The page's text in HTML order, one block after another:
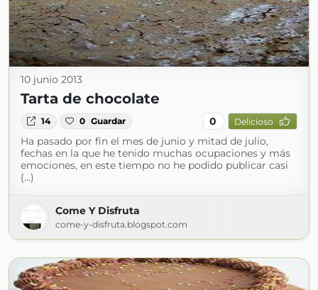
10 junio 2013
Tarta de chocolate
14 0 Guardar 0 Delicioso
Ha pasado por fin el mes de junio y mitad de julio,
fechas en la que he tenido muchas ocupaciones y más
emociones, en este tiempo no he podido publicar casi
(...)
Come Y Disfruta
come-y-disfruta.blogspot.com